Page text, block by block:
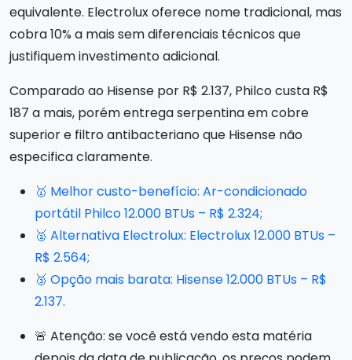
equivalente. Electrolux oferece nome tradicional, mas
cobra 10% a mais sem diferenciais técnicos que
justifiquem investimento adicional.
Comparado ao Hisense por R$ 2.137, Philco custa R$
187 a mais, porém entrega serpentina em cobre
superior e filtro antibacteriano que Hisense não
especifica claramente.
🥇 Melhor custo-benefício: Ar-condicionado
portátil Philco 12.000 BTUs – R$ 2.324;
🥈 Alternativa Electrolux: Electrolux 12.000 BTUs –
R$ 2.564;
🥉 Opção mais barata: Hisense 12.000 BTUs – R$
2.137.
🚨 Atenção: se você está vendo esta matéria